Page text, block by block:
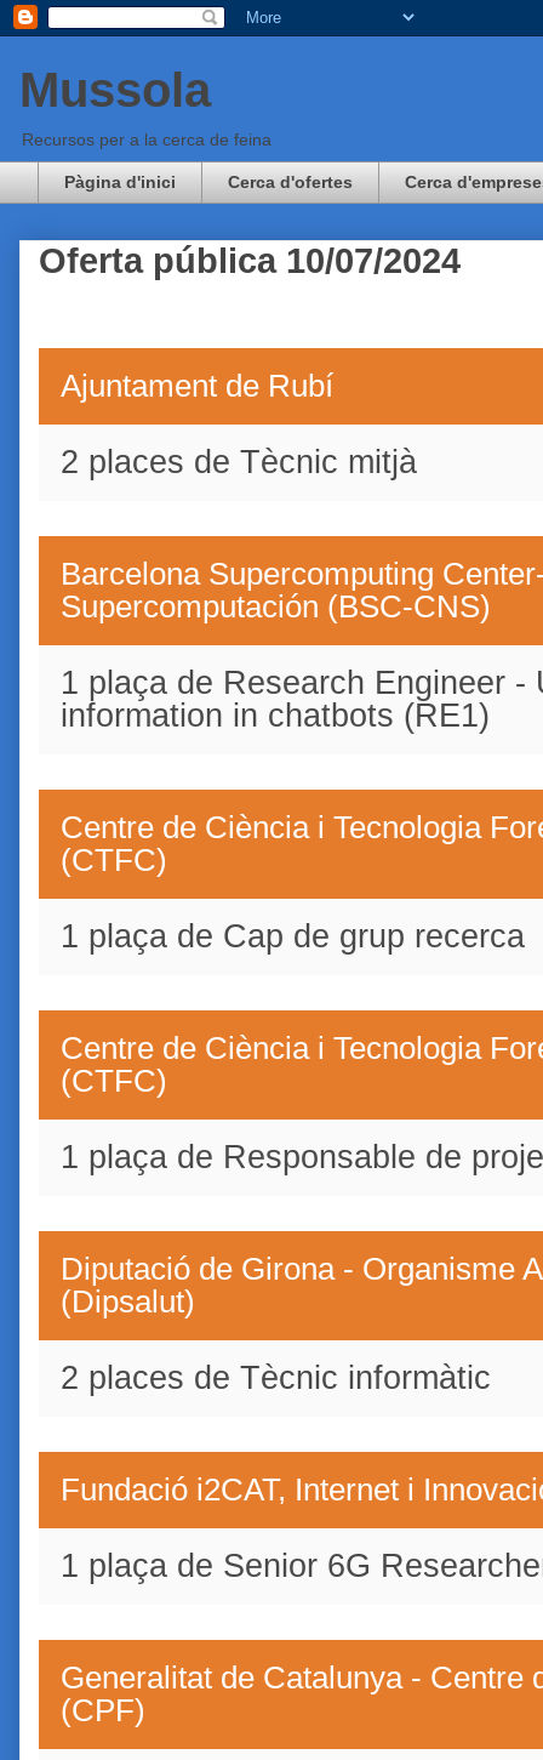
Mussola
Recursos per a la cerca de feina
Pàgina d'inici Cerca d'ofertes Cerca
Oferta pública 10/07/2024
Ajuntament de Rubí
2 places de Tècnic mitjà
Barcelona Supercomputing
Supercomputación (BSC-CNS)
1 plaça de Research Engineer -
information in chatbots (RE1)
Centre de Ciència i Tecnologia
(CTFC)
1 plaça de Cap de grup recerca
Centre de Ciència i Tecnologia
(CTFC)
1 plaça de Responsable de
Diputació de Girona - Organisme
(Dipsalut)
2 places de Tècnic informàtic
Fundació i2CAT, Internet i
1 plaça de Senior 6G
Generalitat de Catalunya - Centre
(CPF)